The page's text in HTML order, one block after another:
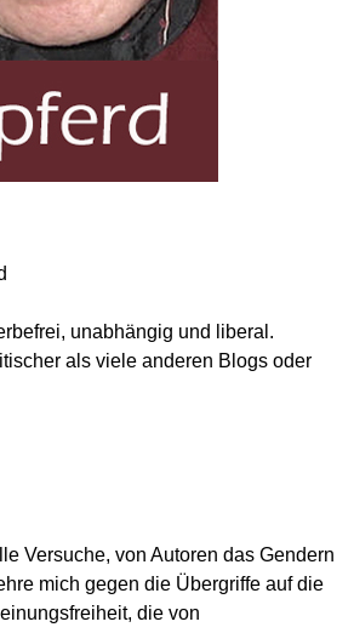
unabhängig und liberal.
als viele anderen Blogs oder
Versuche, von Autoren das Gendern
mich gegen die Übergriffe auf die
die von